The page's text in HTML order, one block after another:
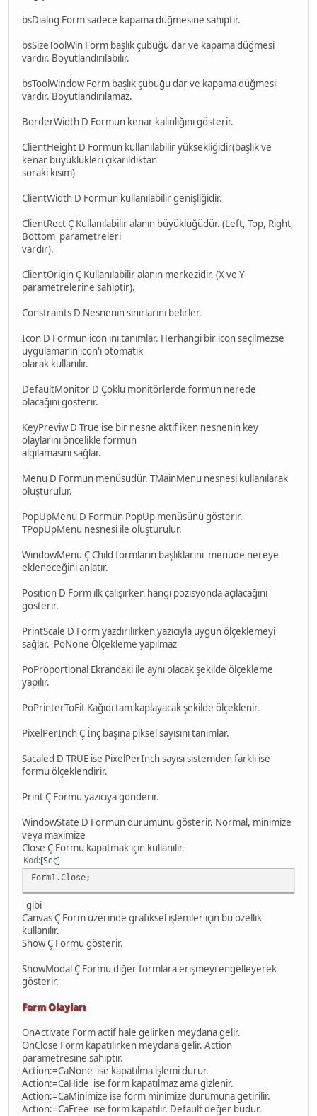
bsDialog Form sadece kapama düğmesine sahiptir.
bsSizeToolWin Form başlık çubuğu dar ve kapama düğmesi
vardır. Boyutlandırılabilir.
bsToolWindow Form başlık çubuğu dar ve kapama düğmesi
vardır. Boyutlandırılamaz.
BorderWidth D Formun kenar kalınlığını gösterir.
ClientHeight D Formun kullanılabilir yüksekliğidir(başlık ve
kenar büyüklükleri çıkarıldıktan
soraki kısım)
ClientWidth D Formun kullanılabilir genişliğidir.
ClientRect Ç Kullanılabilir alanın büyüklüğüdür. (Left, Top, Right,
Bottom parametreleri
vardır).
ClientOrigin Ç Kullanılabilir alanın merkezidir. (X ve Y
parametrelerine sahiptir).
Constraints D Nesnenin sınırlarını belirler.
Icon D Formun icon'ını tanımlar. Herhangi bir icon seçilmezse
uygulamanın icon'ı otomatik
olarak kullanılır.
DefaultMonitor D Çoklu monitörlerde formun nerede
olacağını gösterir.
KeyPreviw D True ise bir nesne aktif iken nesnenin key
olaylarını öncelikle formun
algılamasını sağlar.
Menu D Formun menüsüdür. TMainMenu nesnesi kullanılarak
oluşturulur.
PopUpMenu D Formun PopUp menüsünü gösterir.
TPopUpMenu nesnesi ile oluşturulur.
WindowMenu Ç Child formların başlıklarını menude nereye
ekleneceğini anlatır.
Position D Form ilk çalışırken hangi pozisyonda açılacağını
gösterir.
PrintScale D Form yazdırılırken yazıcıyla uygun ölçeklemeyi
sağlar. PoNone Ölçekleme yapılmaz
PoProportional Ekrandaki ile aynı olacak şekilde ölçekleme
yapılır.
PoPrinterToFit Kağıdı tam kaplayacak şekilde ölçeklenir.
PixelPerInch Ç İnç başına piksel sayısını tanımlar.
Sacaled D TRUE ise PixelPerInch sayısı sistemden farklı ise
formu ölçeklendirir.
Print Ç Formu yazıcıya gönderir.
WindowState D Formun durumunu gösterir. Normal, minimize
veya maximize
Close Ç Formu kapatmak için kullanılır.
Kod Seç
Form1.Close;
gibi
Canvas Ç Form üzerinde grafiksel işlemler için bu özellik
kullanılır.
Show Ç Formu gösterir.
ShowModal Ç Formu diğer formlara erişmeyi engelleyerek
gösterir.
Form Olayları
OnActivate Form actif hale gelirken meydana gelir.
OnClose Form kapatılırken meydana gelir. Action
parametresine sahiptir.
Action:=CaNone ise kapatılma işlemi durur.
Action:=CaHide ise form kapatılmaz ama gizlenir.
Action:=CaMinimize ise form minimize durumuna getirilir.
Action:=CaFree ise form kapatılır. Default değer budur.